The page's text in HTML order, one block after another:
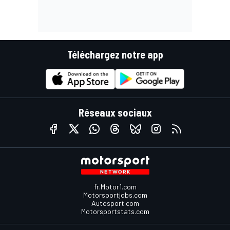
Téléchargez notre app
Réseaux sociaux
fr.Motor1.com
Motorsportjobs.com
Autosport.com
Motorsportstats.com